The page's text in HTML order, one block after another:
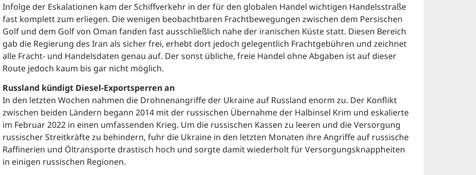
Infolge der Eskalationen kam der Schiffverkehr in der für den globalen Handel wichtigen Handelsstraße
fast komplett zum erliegen. Die wenigen beobachtbaren Frachtbewegungen zwischen dem Persischen
Golf und dem Golf von Oman fanden fast ausschließlich nahe der iranischen Küste statt. Diesen Bereich
gab die Regierung des Iran als sicher frei, erhebt dort jedoch gelegentlich Frachtgebühren und zeichnet
alle Fracht- und Handelsdaten genau auf. Der sonst übliche, freie Handel ohne Abgaben ist auf dieser
Route jedoch kaum bis gar nicht möglich.
Russland kündigt Diesel-Exportsperren an
In den letzten Wochen nahmen die Drohnenangriffe der Ukraine auf Russland enorm zu. Der Konflikt
zwischen beiden Ländern begann 2014 mit der russischen Übernahme der Halbinsel Krim und eskalierte
im Februar 2022 in einen umfassenden Krieg. Um die russischen Kassen zu leeren und die Versorgung
russischer Streitkräfte zu behindern, fuhr die Ukraine in den letzten Monaten ihre Angriffe auf russische
Raffinerien und Öltransporte drastisch hoch und sorgte damit wiederholt für Versorgungsknappheiten
in einigen russischen Regionen.